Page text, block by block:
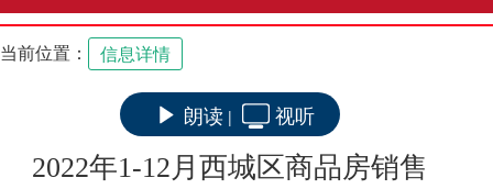
当前位置： 信息详情
朗读 | 视听
2022年1-12月西城区商品房销售